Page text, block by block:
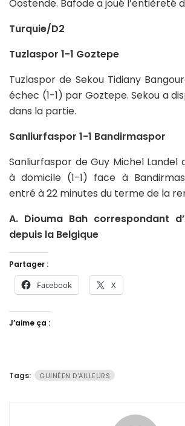
Oostende. Bafode a joué l’entièreté
Turquie/D2
Tuzlaspor 1-1 Goztepe
Tuzlaspor de Sekou Tidiany
échec (1-1) par Goztepe. Sekou a
dans la partie.
Sanliurfaspor 1-1 Bandirmaspor
Sanliurfaspor de Guy Michel Landel
à domicile (1-1) face à
entré à 22 minutes du terme de la
A. Diouma Bah correspondant
depuis la Belgique
Partager :
Facebook X
J’aime ça :
Tags: GUINÉEN D'AILLEURS